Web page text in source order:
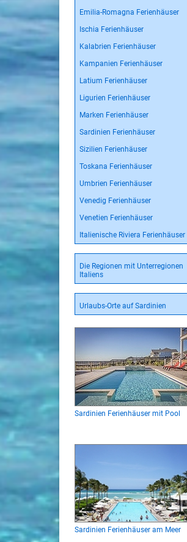
Emilia-Romagna Ferienhäuser
Ischia Ferienhäuser
Kalabrien Ferienhäuser
Kampanien Ferienhäuser
Latium Ferienhäuser
Ligurien Ferienhäuser
Marken Ferienhäuser
Sardinien Ferienhäuser
Sizilien Ferienhäuser
Toskana Ferienhäuser
Umbrien Ferienhäuser
Venedig Ferienhäuser
Venetien Ferienhäuser
Italienische Riviera Ferienhäuser
Die Regionen mit Unterregionen
Italiens
Urlaubs-Orte auf Sardinien
Sardinien Ferienhäuser mit Pool
Sardinien Ferienhäuser am Meer